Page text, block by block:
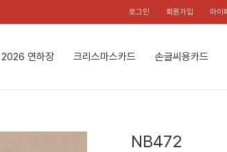
로그인 회원가입 마이
2026 연하장 크리스마스카드 손글씨용카드
NB472